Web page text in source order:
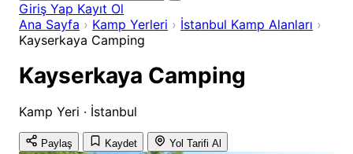
Giriş Yap Kayıt Ol
Ana Sayfa › Kamp Yerleri › İstanbul Kamp Alanları ›
Kayserkaya Camping
Kayserkaya Camping
Kamp Yeri · İstanbul
Paylaş Kaydet Yol Tarifi Al